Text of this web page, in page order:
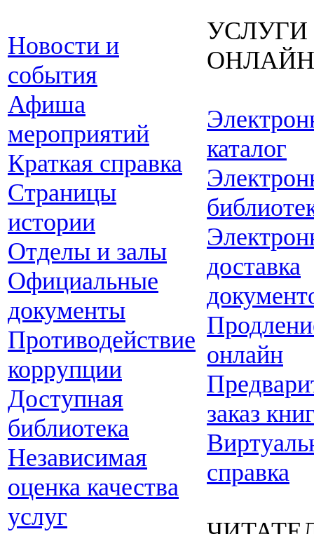
Новости и
события
Афиша
мероприятий
Краткая справка
Страницы
истории
Отделы и залы
Официальные
документы
Противодействие
коррупции
Доступная
библиотека
Независимая
оценка качества
услуг
УСЛУГИ
ОНЛАЙН
каталог
доставка
онлайн
заказ
справка